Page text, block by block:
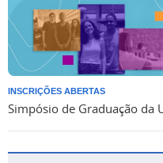
INSCRIÇÕES ABERTAS
Simpósio de Graduação da